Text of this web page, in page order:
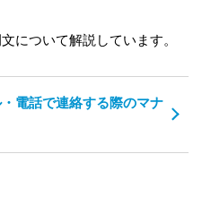
について解説しています。
電話で連絡する際のマナ